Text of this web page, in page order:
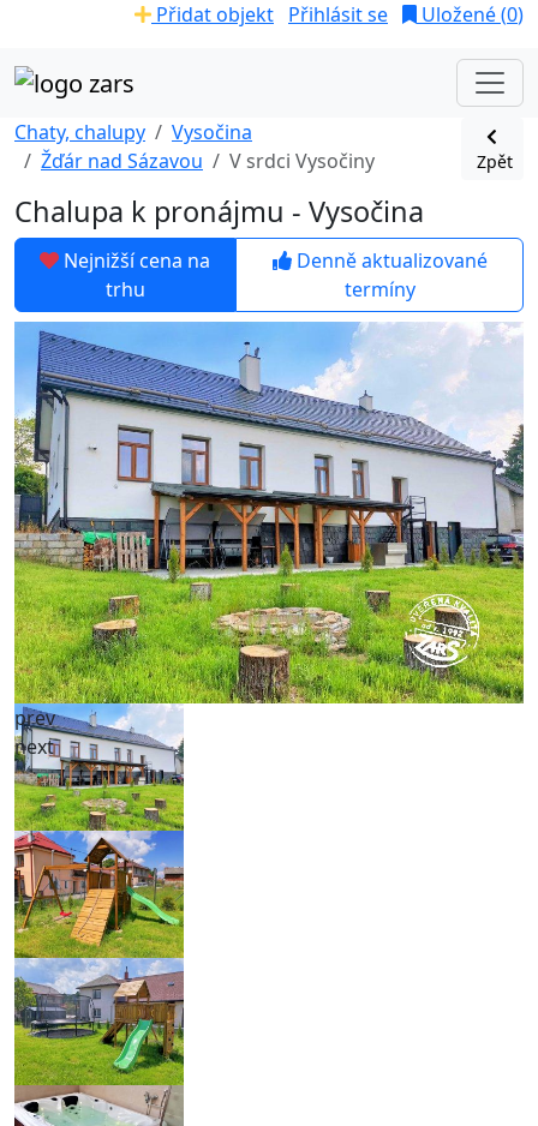
Přidat objekt Přihlásit se Uložené (0)
Chaty, chalupy
Vysočina
Žďár nad Sázavou
V srdci Vysočiny Zpět
Chalupa k pronájmu - Vysočina
Nejnižší cena na
trhu
Denně aktualizované
termíny
prev
next